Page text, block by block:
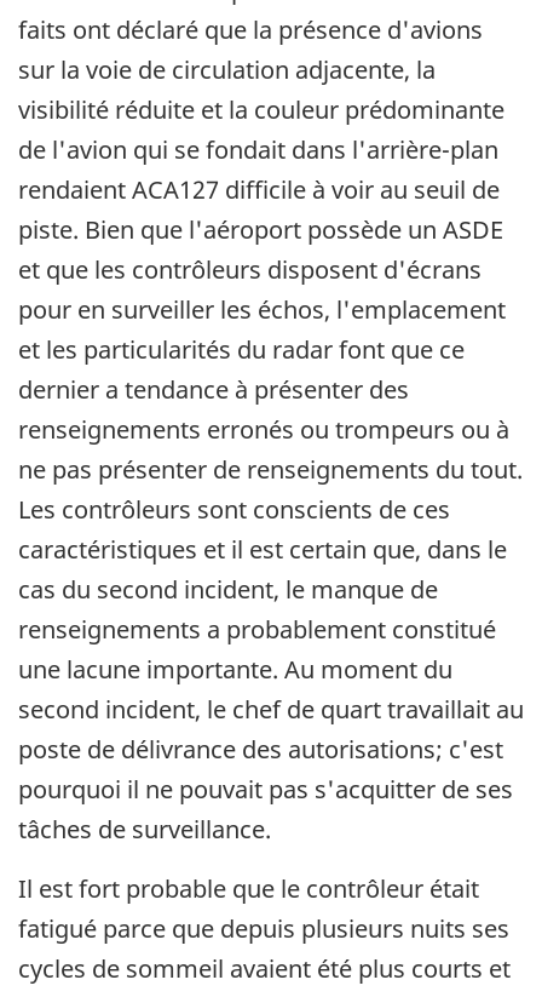
faits ont déclaré que la présence d'avions
sur la voie de circulation adjacente, la
visibilité réduite et la couleur prédominante
de l'avion qui se fondait dans l'arrière-plan
rendaient ACA127 difficile à voir au seuil de
piste. Bien que l'aéroport possède un ASDE
et que les contrôleurs disposent d'écrans
pour en surveiller les échos, l'emplacement
et les particularités du radar font que ce
dernier a tendance à présenter des
renseignements erronés ou trompeurs ou à
ne pas présenter de renseignements du tout.
Les contrôleurs sont conscients de ces
caractéristiques et il est certain que, dans le
cas du second incident, le manque de
renseignements a probablement constitué
une lacune importante. Au moment du
second incident, le chef de quart travaillait au
poste de délivrance des autorisations; c'est
pourquoi il ne pouvait pas s'acquitter de ses
tâches de surveillance.
Il est fort probable que le contrôleur était
fatigué parce que depuis plusieurs nuits ses
cycles de sommeil avaient été plus courts et